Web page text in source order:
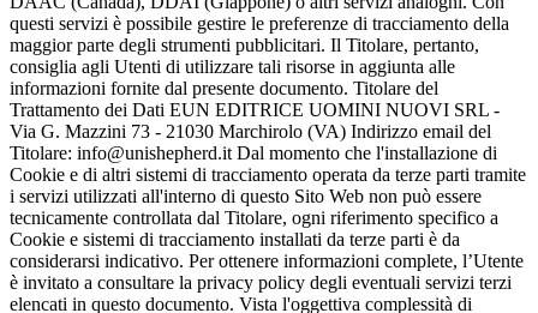
questi servizi è possibile gestire le preferenze di tracciamento della
maggior parte degli strumenti pubblicitari. Il Titolare, pertanto,
consiglia agli Utenti di utilizzare tali risorse in aggiunta alle
informazioni fornite dal presente documento. Titolare del
Trattamento dei Dati EUN EDITRICE UOMINI NUOVI SRL -
Via G. Mazzini 73 - 21030 Marchirolo (VA) Indirizzo email del
Titolare: info@unishepherd.it Dal momento che l'installazione di
Cookie e di altri sistemi di tracciamento operata da terze parti tramite
i servizi utilizzati all'interno di questo Sito Web non può essere
tecnicamente controllata dal Titolare, ogni riferimento specifico a
Cookie e sistemi di tracciamento installati da terze parti è da
considerarsi indicativo. Per ottenere informazioni complete, l’Utente
è invitato a consultare la privacy policy degli eventuali servizi terzi
elencati in questo documento. Vista l'oggettiva complessità di